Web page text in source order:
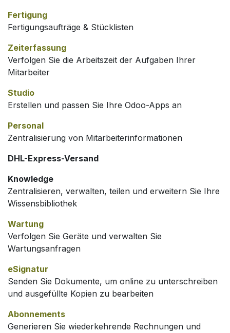
Fertigung
Fertigungsaufträge & Stücklisten
Zeiterfassung
Verfolgen Sie die Arbeitszeit der Aufgaben Ihrer
Mitarbeiter
Studio
Erstellen und passen Sie Ihre Odoo-Apps an
Personal
Zentralisierung von Mitarbeiterinformationen
DHL-Express-Versand
Knowledge
Zentralisieren, verwalten, teilen und erweitern Sie Ihre
Wissensbibliothek
Wartung
Verfolgen Sie Geräte und verwalten Sie
Wartungsanfragen
eSignatur
Senden Sie Dokumente, um online zu unterschreiben
und ausgefüllte Kopien zu bearbeiten
Abonnements
Generieren Sie wiederkehrende Rechnungen und